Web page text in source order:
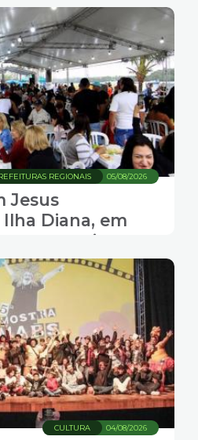
05/08/2026
REGIONAIS
Jesus
Diana, em
gratuito
04/08/2026
CULTURA